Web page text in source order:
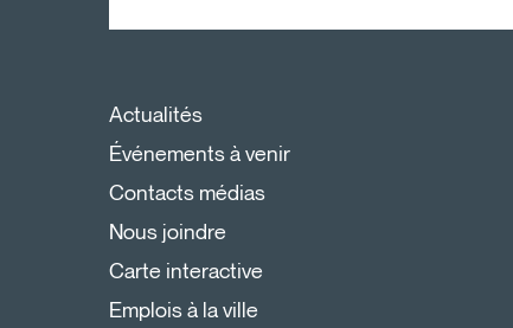
Actualités
Événements à venir
Contacts médias
Nous joindre
Carte interactive
Emplois à la ville